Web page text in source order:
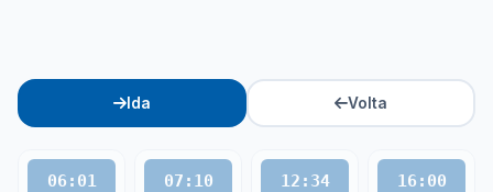
Ida Volta
06:01 07:10 12:34 16:00